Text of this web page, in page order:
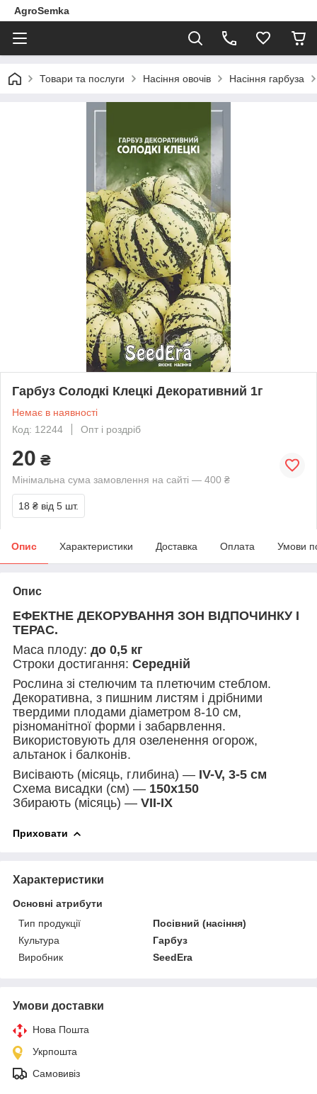
AgroSemka
Товари та послуги Насіння овочів Насіння гарбуза
Гарбуз Солодкі Клецкі Декоративний 1г
Немає в наявності
Код: 12244
Опт і роздріб
20 ₴
Мінімальна сума замовлення на сайті — 400 ₴
18 ₴ від 5 шт.
Опис Характеристики Доставка Оплата Умови
Опис
ЕФЕКТНЕ ДЕКОРУВАННЯ ЗОН ВІДПОЧИНКУ І
ТЕРАС.
Маса плоду: до 0,5 кг
Строки достигання: Середній
Рослина зі стелючим та плетючим стеблом.
Декоративна, з пишним листям і дрібними
твердими плодами діаметром 8-10 см,
різноманітної форми і забарвлення.
Використовують для озеленення огорож,
альтанок і балконів.
Висівають (місяць, глибина) — IV-V, 3-5 см
Схема висадки (см) — 150х150
Збирають (місяць) — VII-IX
Приховати
Характеристики
Основні атрибути
Тип продукції
Посівний (насіння)
Культура
Гарбуз
Виробник
SeedEra
Умови доставки
Нова Пошта
Укрпошта
Самовивіз